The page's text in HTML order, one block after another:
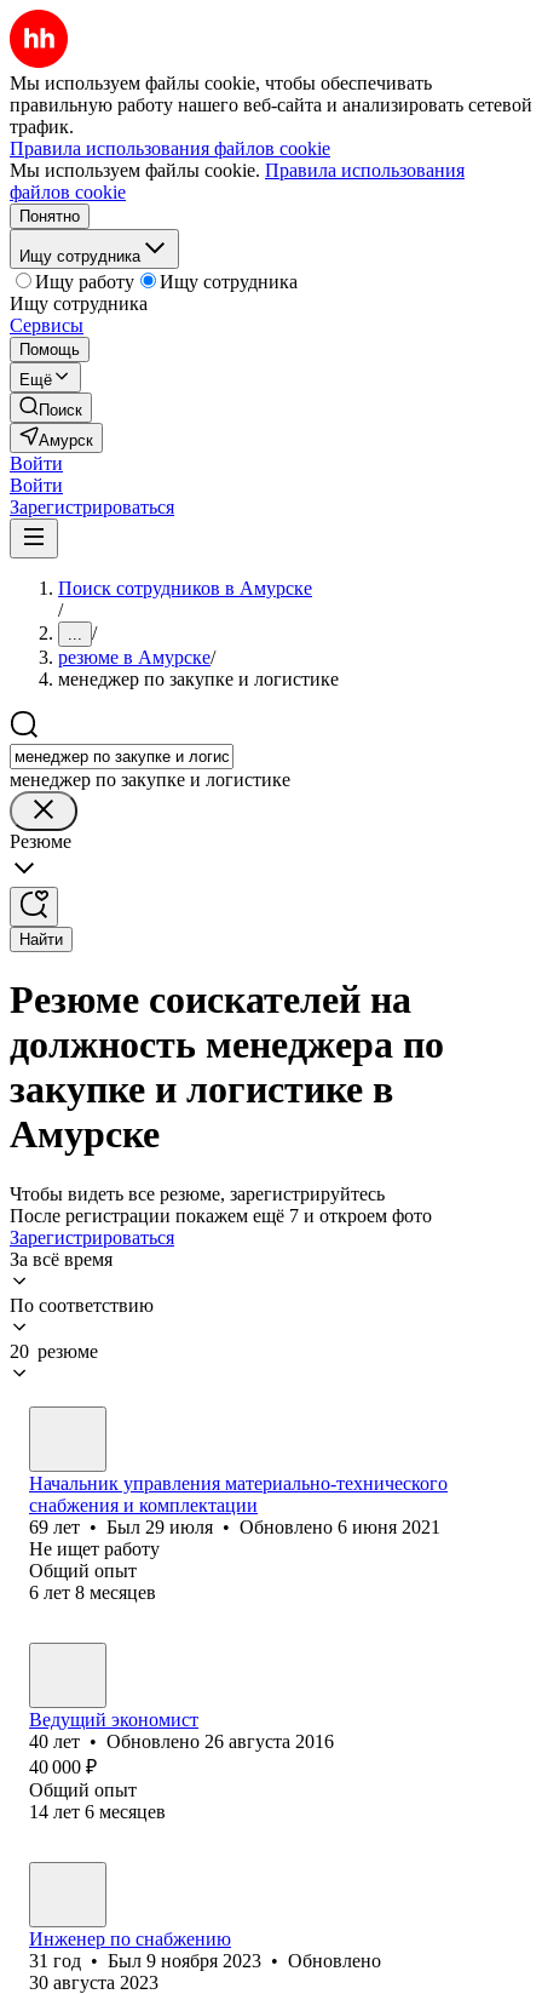
Мы используем файлы cookie, чтобы обеспечивать
правильную работу нашего веб-сайта и анализировать сетевой
трафик.
Правила использования файлов cookie
Мы используем файлы cookie. Правила использования
файлов cookie
Понятно
Ищу сотрудника
Ищу работу
Ищу сотрудника
Ищу сотрудника
Сервисы
Помощь
Ещё
Поиск
Амурск
Войти
Войти
Зарегистрироваться
Поиск сотрудников в Амурске
/
... /
резюме в Амурске/
менеджер по закупке и логистике
менеджер по закупке и логистике
Резюме
Найти
Резюме соискателей на
должность менеджера по
закупке и логистике в
Амурске
Чтобы видеть все резюме, зарегистрируйтесь
После регистрации покажем ещё 7 и откроем фото
Зарегистрироваться
За всё время
По соответствию
20 резюме
Начальник управления материально-технического
снабжения и комплектации
69 лет • Был 29 июля • Обновлено 6 июня 2021
Не ищет работу
Общий опыт
6 лет 8 месяцев
Ведущий экономист
40 лет • Обновлено 26 августа 2016
40 000 ₽
Общий опыт
14 лет 6 месяцев
Инженер по снабжению
31 год • Был 9 ноября 2023 • Обновлено
30 августа 2023